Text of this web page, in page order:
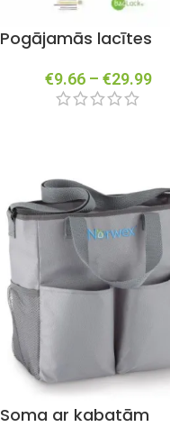
Pogājamās lacītes
€9.66 – €29.99
Soma ar kabatām